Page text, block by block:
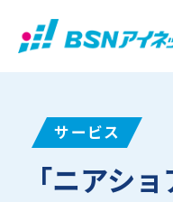
サービス
「ニアシ